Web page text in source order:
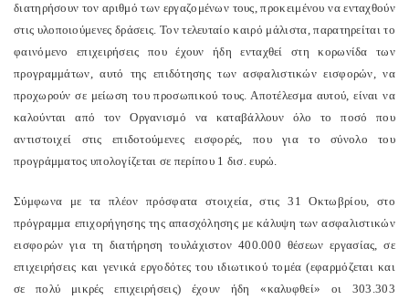
διατηρήσουν τον αριθμό των εργαζομένων τους, προκειμένου να ενταχθούν
στις υλοποιούμενες δράσεις. Τον τελευταίο καιρό μάλιστα, παρατηρείται το
φαινόμενο επιχειρήσεις που έχουν ήδη ενταχθεί στη κορωνίδα των
προγραμμάτων, αυτό της επιδότησης των ασφαλιστικών εισφορών, να
προχωρούν σε μείωση του προσωπικού τους. Αποτέλεσμα αυτού, είναι να
καλούνται από τον Οργανισμό να καταβάλλουν όλο το ποσό που
αντιστοιχεί στις επιδοτούμενες εισφορές, που για το σύνολο του
προγράμματος υπολογίζεται σε περίπου 1 δισ. ευρώ.
Σύμφωνα με τα πλέον πρόσφατα στοιχεία, στις 31 Οκτωβρίου, στο
πρόγραμμα επιχορήγησης της απασχόλησης με κάλυψη των ασφαλιστικών
εισφορών για τη διατήρηση τουλάχιστον 400.000 θέσεων εργασίας, σε
επιχειρήσεις και γενικά εργοδότες του ιδιωτικού τομέα (εφαρμόζεται και
σε πολύ μικρές επιχειρήσεις) έχουν ήδη «καλυφθεί» οι 303.303